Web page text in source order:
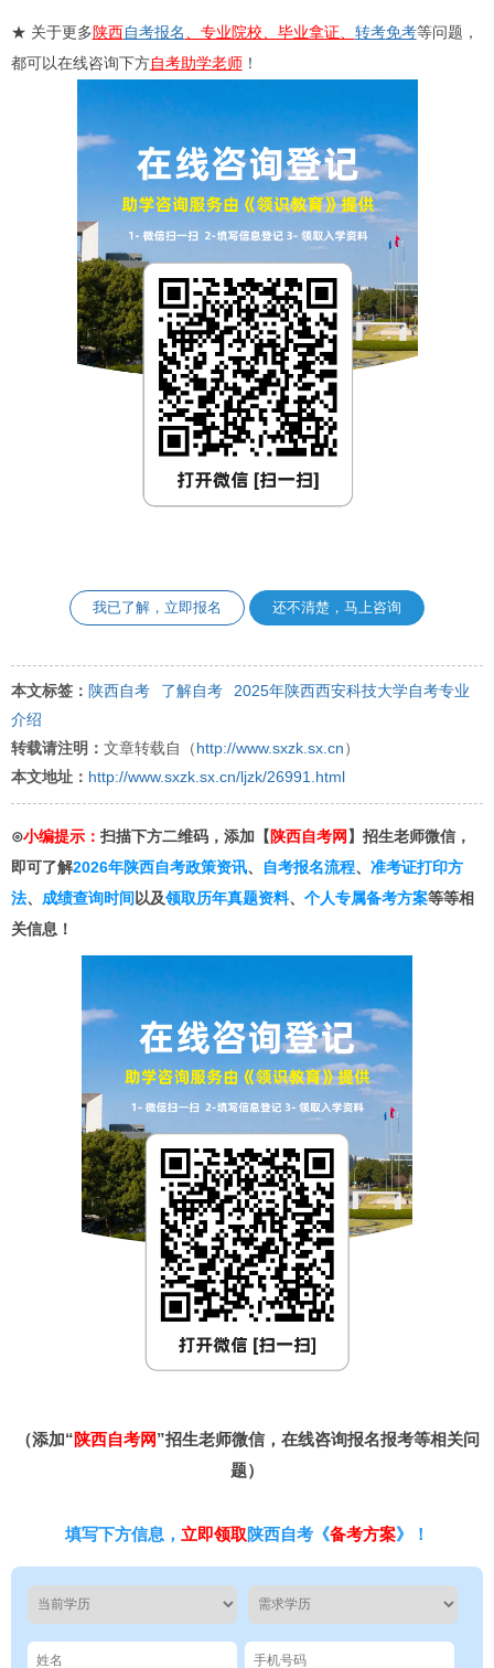
★ 关于更多 陕西 自考报名 、专业院校、毕业拿证、 转考免考等问题，
都可以在线咨询下方自考助学老师 ！
我已了解，立即报名 还不清楚，马上咨询
本文标签： 陕西自考 了解自考
2025年陕西西安科技大学自考专业
介绍
转载请注明： 文章转载自（ http://www.sxzk.sx.cn ）
本文地址： http://www.sxzk.sx.cn/ljzk/26991.html
⊙小编提示： 扫描下方二维码，添加【 陕西自考网 】招生老师微信，
即可了解2026年陕西自考政策资讯、 自考报名流程、 准考证打印方
法、 成绩查询时间 以及领取历年真题资料、 个人专属备考方案等等相
关信息！
（添加“陕西自考网”招生老师微信，在线咨询报名报考等相关问
题）
填写下方信息， 立即领取陕西自考《备考方案》！